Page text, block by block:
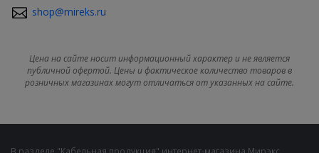
shop@mireks.ru
Цена на сайте носит информационный характер и не является
публичной офертой. Цены и фактическое количество товаров в
розничных магазинах могут отличаться от указанных на сайте.